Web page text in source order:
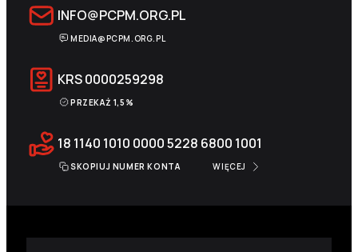
INFO@PCPM.ORG.PL
MEDIA@PCPM.ORG.PL
KRS0000259298
PRZEKAŻ 1,5%
18 1140 1010 0000 5228 6800 1001
SKOPIUJ NUMER KONTA WIĘCEJ